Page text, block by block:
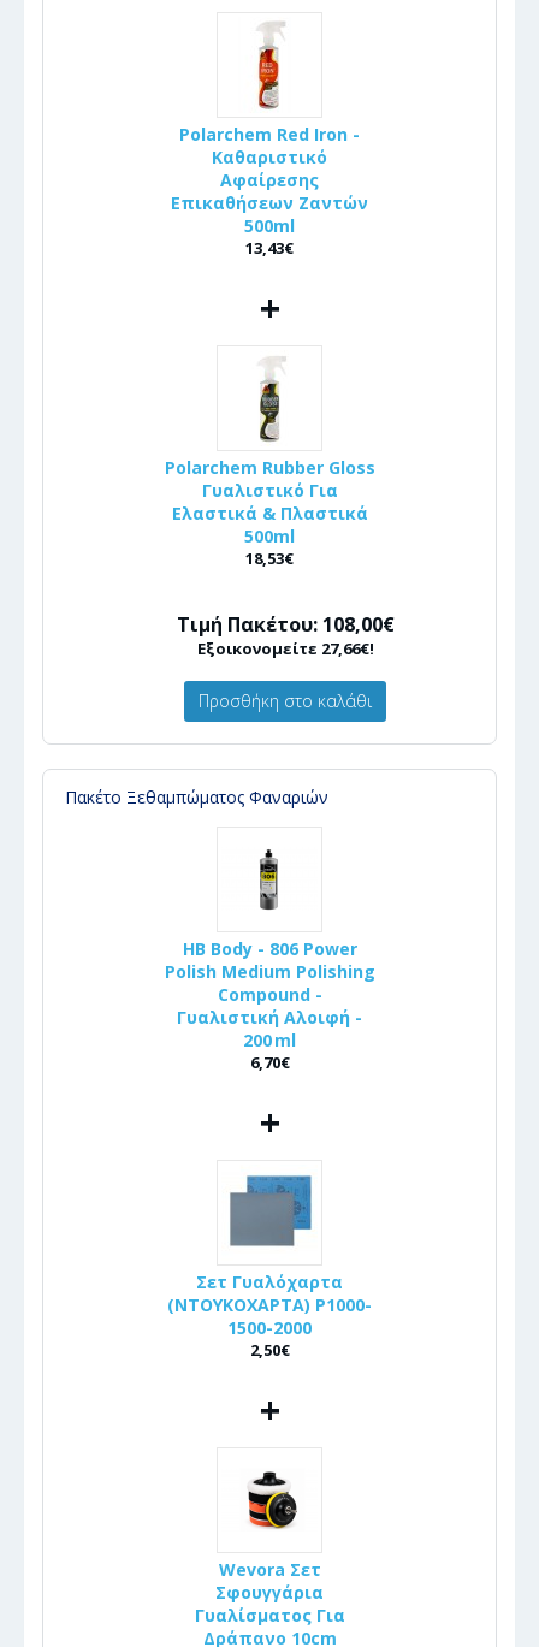
Polarchem Red Iron -
Καθαριστικό
Αφαίρεσης
Επικαθήσεων Ζαντών
500ml
13,43€
+
Polarchem Rubber Gloss
Γυαλιστικό Για
Ελαστικά & Πλαστικά
500ml
18,53€
Τιμή Πακέτου: 108,00€
Εξοικονομείτε 27,66€!
Προσθήκη στο καλάθι
Πακέτο Ξεθαμπώματος Φαναριών
HB Body - 806 Power
Polish Medium Polishing
Compound -
Γυαλιστική Αλοιφή -
200 ml
6,70€
+
Σετ Γυαλόχαρτα
(ΝΤΟΥΚΟΧΑΡΤΑ) P1000-
1500-2000
2,50€
+
Wevora Σετ
Σφουγγάρια
Γυαλίσματος Για
Δράπανο 10cm